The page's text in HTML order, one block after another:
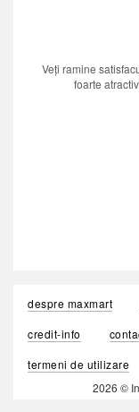
Veți ramine
foarte
despre maxmart
credit-info
termeni de utilizare
2026 ©